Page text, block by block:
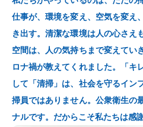
仕事が、環境を変え、空気を変え
き出す。清潔な環境は人の心さえ
空間は、人の気持ちまで変えてい
ロナ禍が教えてくれました。「キ
して「清掃」は、社会を守るイン
掃員ではありません。公衆衛生の
ナルです。だからこそ私たちは感